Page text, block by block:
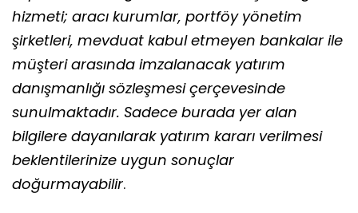
hizmeti; aracı kurumlar, portföy yönetim
şirketleri, mevduat kabul etmeyen bankalar ile
müşteri arasında imzalanacak yatırım
danışmanlığı sözleşmesi çerçevesinde
sunulmaktadır. Sadece burada yer alan
bilgilere dayanılarak yatırım kararı verilmesi
beklentilerinize uygun sonuçlar
doğurmayabilir.